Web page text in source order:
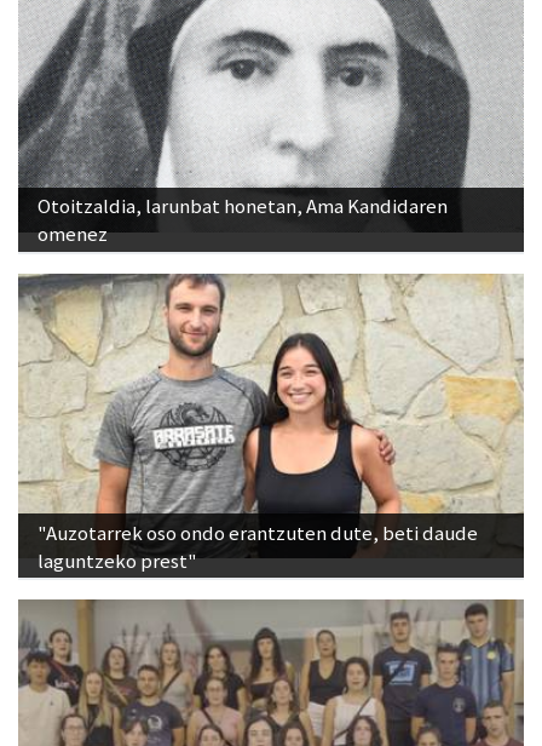
Otoitzaldia, larunbat honetan, Ama Kandidaren
omenez
"Auzotarrek oso ondo erantzuten dute, beti daude
laguntzeko prest"